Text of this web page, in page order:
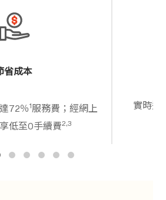
省成本
72％1服務費；經網上
低至0手續費2,3
實時追